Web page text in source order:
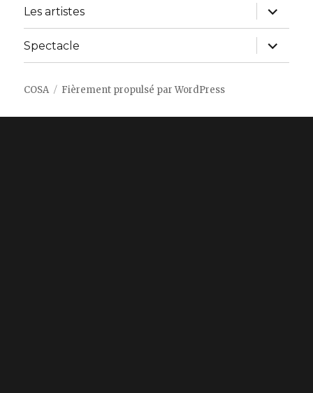
Les artistes
ouvrir
le
sous-
menu
Spectacle
ouvrir
le
sous-
COSA Fièrement propulsé par WordPress